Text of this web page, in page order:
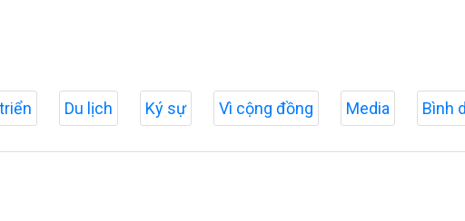
Du lịch Ký sự Vì cộng đồng Media Bình